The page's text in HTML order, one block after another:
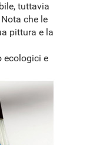
tuttavia
che le
pittura e la
ecologici e